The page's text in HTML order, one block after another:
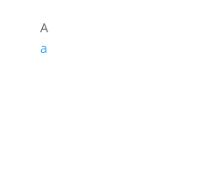
A
a